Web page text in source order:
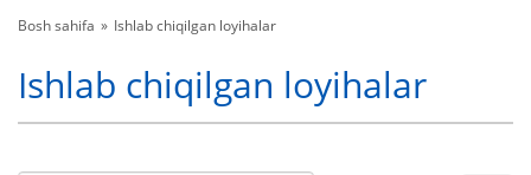
Bosh sahifa Ishlab chiqilgan loyihalar
Ishlab chiqilgan loyihalar